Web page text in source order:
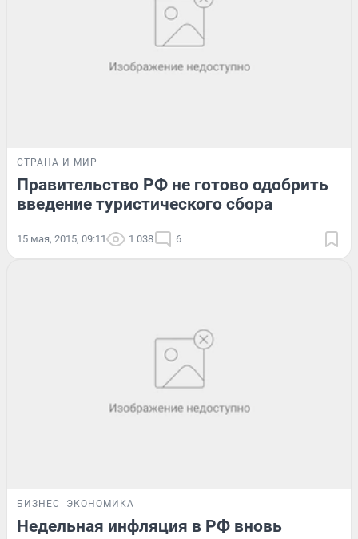
СТРАНА И МИР
Правительство РФ не готово одобрить
введение туристического сбора
15 мая, 2015, 09:11 1 038 6
БИЗНЕС ЭКОНОМИКА
Недельная инфляция в РФ вновь